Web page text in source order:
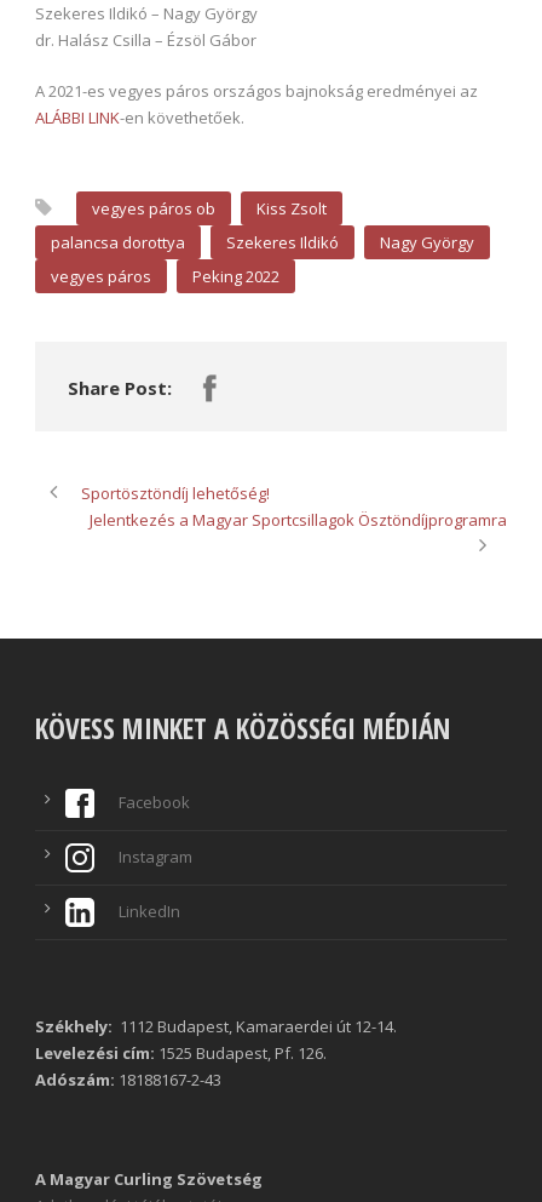
Szekeres Ildikó – Nagy György
dr. Halász Csilla – Ézsöl Gábor
A 2021-es vegyes páros országos bajnokság eredményei az
ALÁBBI LINK-en követhetőek.
vegyes páros ob
Kiss Zsolt
palancsa dorottya
Szekeres Ildikó
Nagy György
vegyes páros
Peking 2022
Share Post:
Sportösztöndíj lehetőség!
Jelentkezés a Magyar Sportcsillagok Ösztöndíjprogramra
KÖVESS MINKET A KÖZÖSSÉGI MÉDIÁN
Facebook
Instagram
LinkedIn
Székhely: 1112 Budapest, Kamaraerdei út 12-14.
Levelezési cím: 1525 Budapest, Pf. 126.
Adószám: 18188167-2-43
A Magyar Curling Szövetség